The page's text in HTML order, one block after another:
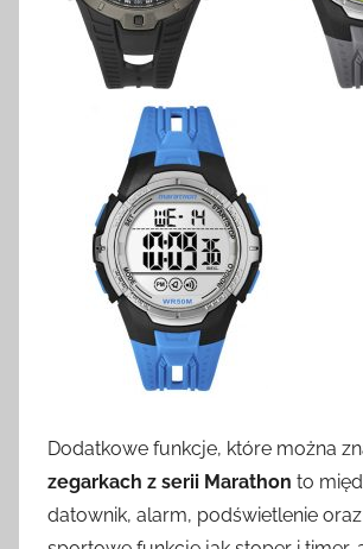
Dodatkowe funkcje, które można
zegarkach z serii Marathon to
datownik, alarm, podświetlenie